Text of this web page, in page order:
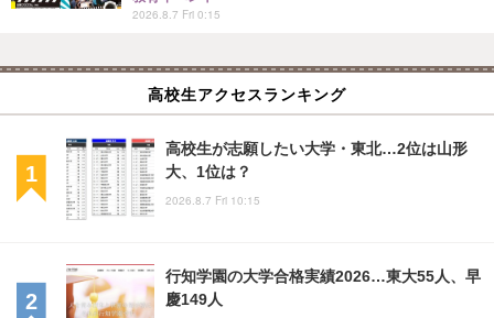
2026.8.7 Fri 0:15
高校生アクセスランキング
高校生が志願したい大学・東北…2位は山形
大、1位は？
2026.8.7 Fri 10:15
行知学園の大学合格実績2026…東大55人、早
慶149人